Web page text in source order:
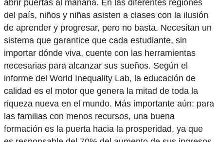
abrir puertas al mañana. En las diferentes regiones
del país, niños y niñas asisten a clases con la ilusión
de aprender y progresar, pero no basta. Necesitan un
sistema que garantice que cada estudiante, sin
importar dónde viva, cuente con las herramientas
necesarias para alcanzar sus sueños. Según el
informe del World Inequality Lab, la educación de
calidad es el motor que genera la mitad de toda la
riqueza nueva en el mundo. Más importante aún: para
las familias con menos recursos, una buena
formación es la puerta hacia la prosperidad, ya que